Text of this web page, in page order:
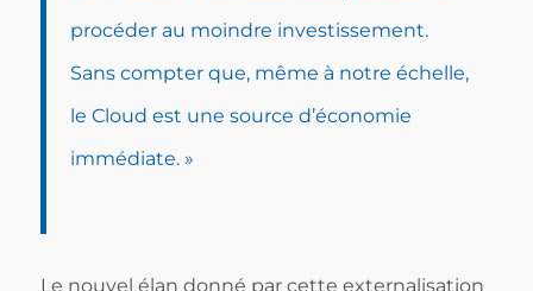
procéder au moindre investissement.
Sans compter que, même à notre échelle,
le Cloud est une source d’économie
immédiate. »
Le nouvel élan donné par cette externalisation